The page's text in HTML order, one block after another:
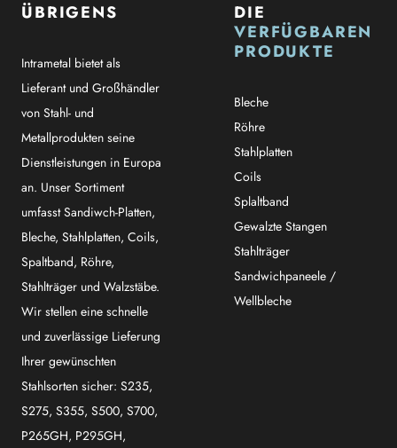
ÜBRIGENS
Intrametal bietet als
Lieferant und Großhändler
von Stahl- und
Metallprodukten seine
Dienstleistungen in Europa
an. Unser Sortiment
umfasst Sandiwch-Platten,
Bleche, Stahlplatten, Coils,
Spaltband, Röhre,
Stahlträger und Walzstäbe.
Wir stellen eine schnelle
und zuverlässige Lieferung
Ihrer gewünschten
Stahlsorten sicher: S235,
S275, S355, S500, S700,
P265GH, P295GH,
DIE
VERFÜGBAREN
PRODUKTE
Bleche
Röhre
Stahlplatten
Coils
Splaltband
Gewalzte Stangen
Stahlträger
Sandwichpaneele /
Wellbleche